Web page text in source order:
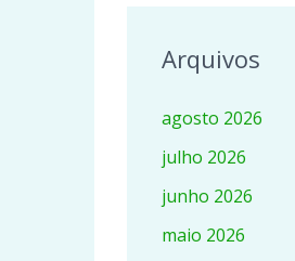
Arquivos
agosto 2026
julho 2026
junho 2026
maio 2026